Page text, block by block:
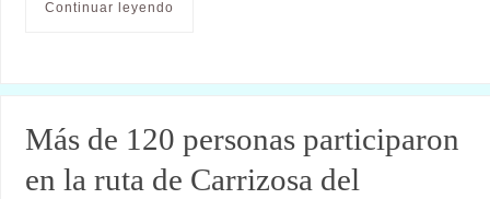
Continuar leyendo
Más de 120 personas participaron
en la ruta de Carrizosa del